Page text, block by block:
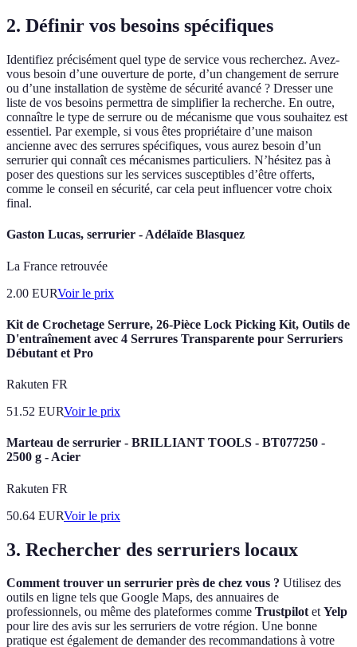
2. Définir vos besoins spécifiques
Identifiez précisément quel type de service vous recherchez. Avez-
vous besoin d’une ouverture de porte, d’un changement de serrure
ou d’une installation de système de sécurité avancé ? Dresser une
liste de vos besoins permettra de simplifier la recherche. En outre,
connaître le type de serrure ou de mécanisme que vous souhaitez est
essentiel. Par exemple, si vous êtes propriétaire d’une maison
ancienne avec des serrures spécifiques, vous aurez besoin d’un
serrurier qui connaît ces mécanismes particuliers. N’hésitez pas à
poser des questions sur les services susceptibles d’être offerts,
comme le conseil en sécurité, car cela peut influencer votre choix
final.
Gaston Lucas, serrurier - Adélaïde Blasquez
La France retrouvée
2.00 EURVoir le prix
Kit de Crochetage Serrure, 26-Pièce Lock Picking Kit, Outils de
D'entraînement avec 4 Serrures Transparente pour Serruriers
Débutant et Pro
Rakuten FR
51.52 EURVoir le prix
Marteau de serrurier - BRILLIANT TOOLS - BT077250 -
2500 g - Acier
Rakuten FR
50.64 EURVoir le prix
3. Rechercher des serruriers locaux
Comment trouver un serrurier près de chez vous ? Utilisez des
outils en ligne tels que Google Maps, des annuaires de
professionnels, ou même des plateformes comme TrustpilotetYelp
pour lire des avis sur les serruriers de votre région. Une bonne
pratique est également de demander des recommandations à votre